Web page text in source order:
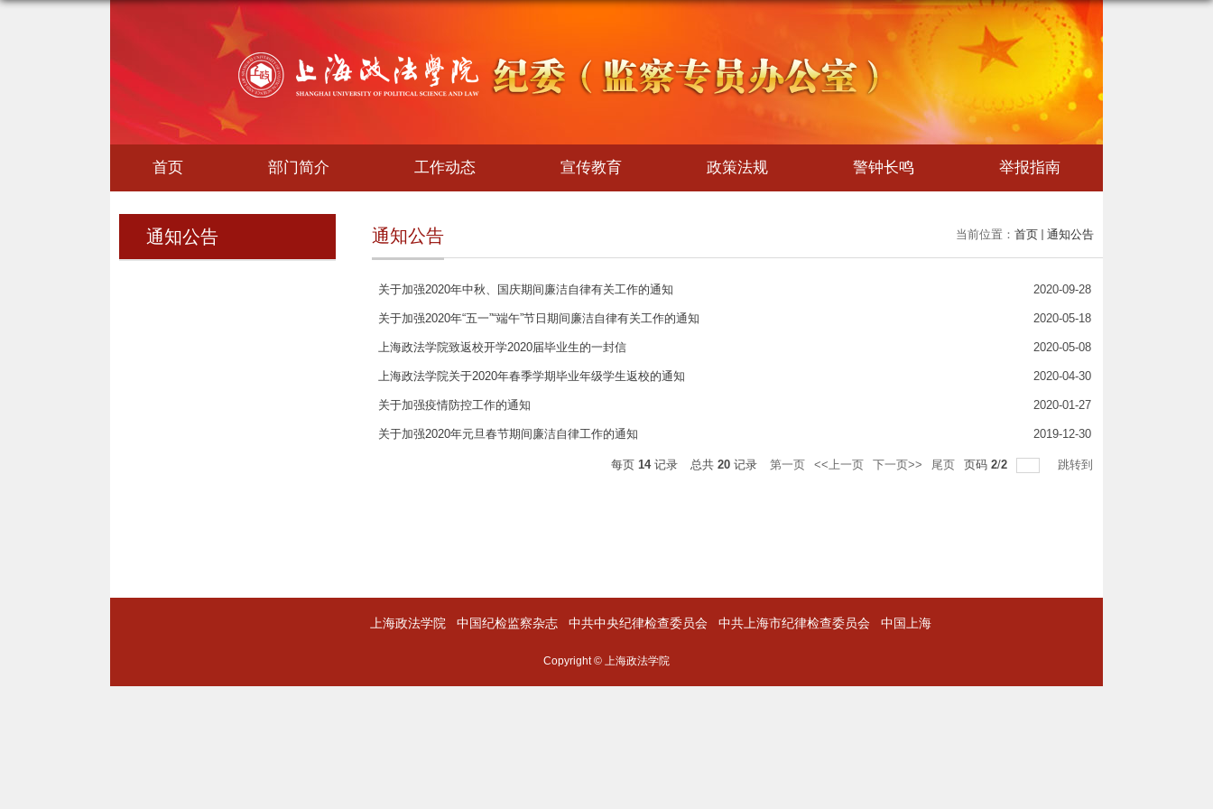
首页 部门简介 工作动态 宣传教育 政策法规 警钟长鸣 举报指南
通知公告 当前位置： 首页 通知公告
通知公告
关于加强2020年中秋、国庆期间廉洁自律有关工作的通知 2020-09-28
关于加强2020年“五一”“端午”节日期间廉洁自律有关工作的通知 2020-05-18
上海政法学院致返校开学2020届毕业生的一封信 2020-05-08
上海政法学院关于2020年春季学期毕业年级学生返校的通知 2020-04-30
关于加强疫情防控工作的通知 2020-01-27
关于加强2020年元旦春节期间廉洁自律工作的通知 2019-12-30
每页 14记录 总共 20 记录 第一页 <<上一页 下一页>> 尾页 页码 2/2 跳转到
上海政法学院 中国纪检监察杂志 中共中央纪律检查委员会 中共上海市纪律检查委员会 中国上海
Copyright © 上海政法学院